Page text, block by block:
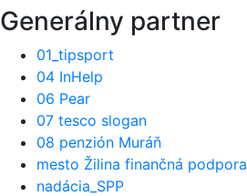
Generálny partner
01_tipsport
04 InHelp
06 Pear
07 tesco slogan
08 penzión Muráň
mesto Žilina finančná podpora
nadácia_SPP